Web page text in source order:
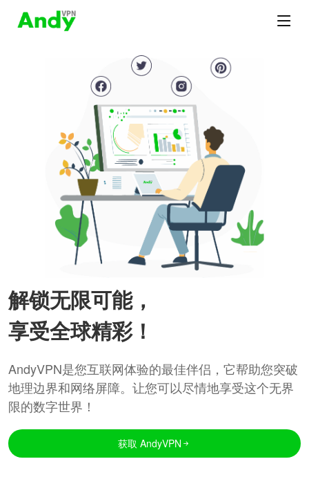
解锁无限可能，
享受全球精彩！
AndyVPN是您互联网体验的最佳伴侣，它帮助您突破
地理边界和网络屏障。让您可以尽情地享受这个无界
限的数字世界！
获取 AndyVPN